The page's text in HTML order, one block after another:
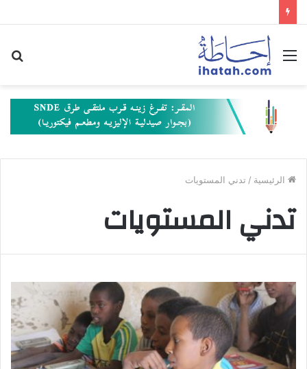
القائمة
الرئيسية / تدني المستويات
تدني المستويات